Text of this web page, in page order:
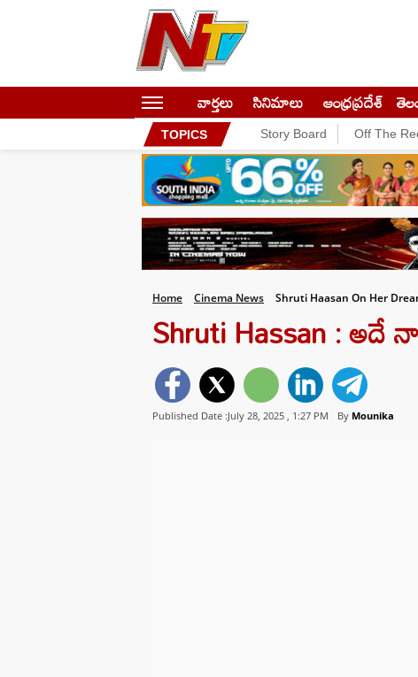
వార్తలు సినిమాలు ఆంధ్రప్రదేశ్
TOPICS Story Board Off The
Home Cinema News Shruti Haasan On Her
Shruti Hassan : అదే
Published Date :July 28, 2025 , 1:27 PM By Mounika